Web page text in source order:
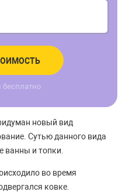
бесплатно
новый вид
Сутью данного вида
ванны и топки.
во время
ковке.